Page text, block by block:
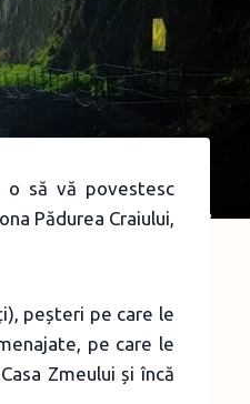
, o să vă povestesc
Pădurea Craiului,
peșteri pe care le
pe care le
Zmeului și încă